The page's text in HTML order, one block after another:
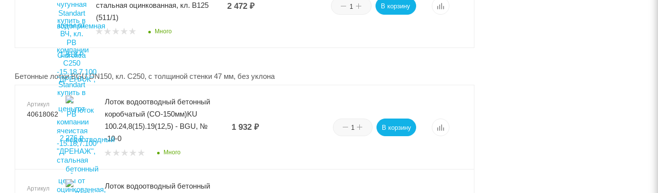
стальная оцинкованная, кл. В125
(511/1)
Много
2 472₽ В корзину
Бетонные лотки BGU DN150, кл. C250, с толщиной стенки 47 мм, без уклона
Артикул
40618062
Лоток водоотводный бетонный
коробчатый (СО-150мм)KU
100.24,8(15).19(12,5) - BGU, №
-10-0
Много
1 932₽ В корзину
Артикул Лоток водоотводный бетонный